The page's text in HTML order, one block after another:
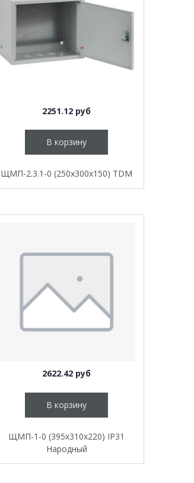
2251.12 руб
В корзину
ЩМП-2.3.1-0 (250х300х150) TDM
2622.42 руб
В корзину
ЩМП-1-0 (395х310х220) IP31
Народный